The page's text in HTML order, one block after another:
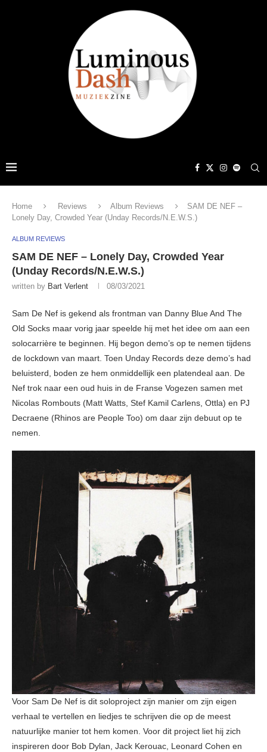
Home Reviews Album Reviews
SAM DE NEF –
Lonely Day, Crowded Year (Unday Records/N.E.W.S.)
ALBUM REVIEWS
SAM DE NEF – Lonely Day, Crowded Year
(Unday Records/N.E.W.S.)
written by Bart Verlent 08/03/2021
Sam De Nef is gekend als frontman van Danny Blue And The
Old Socks maar vorig jaar speelde hij met het idee om aan een
solocarrière te beginnen. Hij begon demo’s op te nemen tijdens
de lockdown van maart. Toen Unday Records deze demo’s had
beluisterd, boden ze hem onmiddellijk een platendeal aan. De
Nef trok naar een oud huis in de Franse Vogezen samen met
Nicolas Rombouts (Matt Watts, Stef Kamil Carlens, Ottla) en PJ
Decraene (Rhinos are People Too) om daar zijn debuut op te
nemen.
Voor Sam De Nef is dit soloproject zijn manier om zijn eigen
verhaal te vertellen en liedjes te schrijven die op de meest
natuurlijke manier tot hem komen. Voor dit project liet hij zich
inspireren door Bob Dylan, Jack Kerouac, Leonard Cohen en